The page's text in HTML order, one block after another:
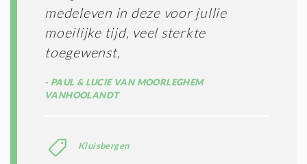
medeleven in deze voor jullie
moeilijke tijd, veel sterkte
toegewenst,
PAUL & LUCIE VAN MOORLEGHEM
VANHOOLANDT
Kluisbergen